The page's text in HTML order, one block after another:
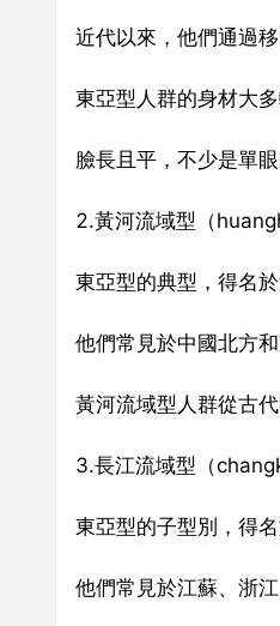
近代以來，他們通過
東亞型人群的身材大
臉長且平，不少是單
2.黃河流域型（
東亞型的典型，得名
他們常見於中國北方
黃河流域型人群從古
3.長江流域型（
東亞型的子型別，得
他們常見於江蘇、浙